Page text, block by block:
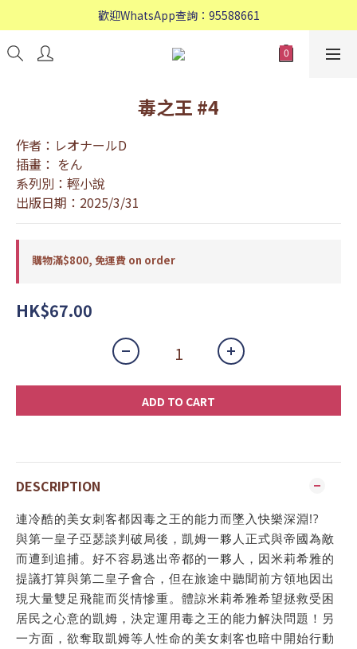
歡迎WhatsApp查詢：95588661
歡迎WhatsApp查詢：95588661
會員專享: 購物滿$800, 免運費
毒之王 #4
作者：レオナールD
插畫： をん
系列別：輕小說
出版日期：2025/3/31
購物滿$800, 免運費 on order
HK$67.00
ADD TO CART
DESCRIPTION
連冷酷的美女刺客都因毒之王的能力而墜入快樂深淵!?
與第一皇子亞瑟談判破局後，凱姆一夥人正式與帝國為敵
而遭到追捕。好不容易逃出帝都的一夥人，因米莉希雅的
提議打算與第二皇子會合，但在旅途中聽聞前方領地因出
現大量雙足飛龍而災情慘重。體諒米莉希雅希望拯救受困
居民之心意的凱姆，決定運用毒之王的能力解決問題！另
一方面，欲奪取凱姆等人性命的美女刺客也暗中開始行動